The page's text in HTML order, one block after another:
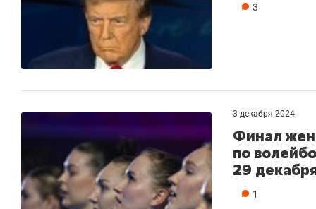
3
3 декабря 2024
Финал
по
29
1